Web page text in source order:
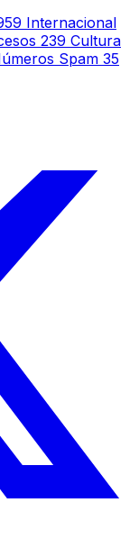
Internacional
239 Cultura
Spam 35